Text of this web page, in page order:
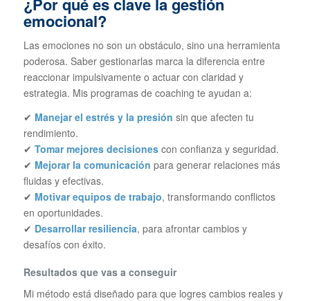
emocional?
Las emociones no son un obstáculo, sino una herramienta
poderosa. Saber gestionarlas marca la diferencia entre
reaccionar impulsivamente o actuar con claridad y
estrategia. Mis programas de coaching te ayudan a:
✔ Manejar el estrés y la presión sin que afecten tu
rendimiento.
✔ Tomar mejores decisionescon confianza y seguridad.
✔ Mejorar la comunicación para generar relaciones más
fluidas y efectivas.
✔ Motivar equipos de trabajo, transformando conflictos
en oportunidades.
✔ Desarrollar resiliencia, para afrontar cambios y
desafíos con éxito.
Resultados que vas a conseguir
Mi método está diseñado para que logres cambios reales y